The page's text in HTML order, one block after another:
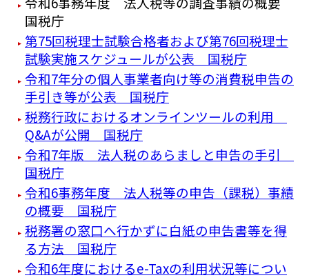
国税庁
第75回税理士試験合格者および第76回税理士
試験実施スケジュールが公表 国税庁
令和7年分の個人事業者向け等の消費税申告の
手引き等が公表 国税庁
税務行政におけるオンラインツールの利用
Q&Aが公開 国税庁
令和7年版 法人税のあらましと申告の手引
国税庁
令和6事務年度 法人税等の申告（課税）事績
の概要 国税庁
税務署の窓口へ行かずに白紙の申告書等を得
る方法 国税庁
令和6年度におけるe-Taxの利用状況等につい